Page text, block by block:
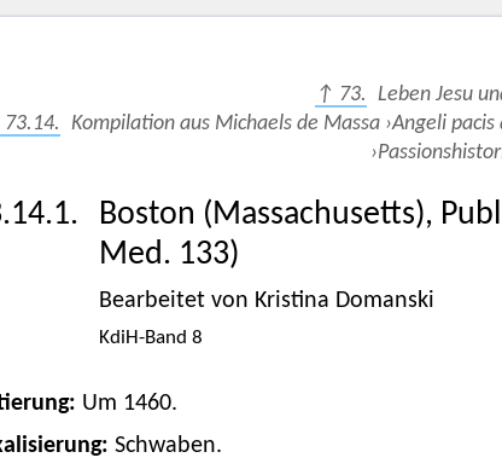
↑ 73. Leben Jesu
Kompilation aus Michaels de Massa ›Angeli
Boston (Massachusetts),
Med. 133)
Bearbeitet von Kristina Domanski
KdiH-Band 8
Um 1460.
Schwaben.